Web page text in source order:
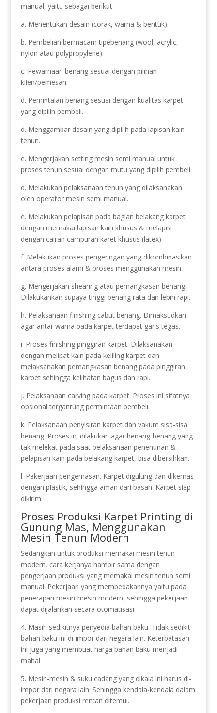
manual, yaitu sebagai berikut:
a. Menentukan desain (corak, warna & bentuk).
b. Pembelian bermacam tipebenang (wool, acrylic,
nylon atau polypropylene).
c. Pewarnaan benang sesuai dengan pilihan
klien/pemesan.
d. Pemintalan benang sesuai dengan kualitas karpet
yang dipilih pembeli.
d. Menggambar desain yang dipilih pada lapisan kain
tenun.
e. Mengerjakan setting mesin semi manual untuk
proses tenun sesuai dengan mutu yang dipilih pembeli.
d. Melakukan pelaksanaan tenun yang dilaksanakan
oleh operator mesin semi manual.
e. Melakukan pelapisan pada bagian belakang karpet
dengan memakai lapisan kain khusus & melapisi
dengan cairan campuran karet khusus (latex).
f. Melakukan proses pengeringan yang dikombinasikan
antara proses alami & proses menggunakan mesin.
g. Mengerjakan shearing atau pemangkasan benang.
Dilakukankan supaya tinggi benang rata dan lebih rapi.
h. Pelaksanaan finishing cabut benang. Dimaksudkan
agar antar warna pada karpet terdapat garis tegas.
i. Proses finishing pinggiran karpet. Dilaksanakan
dengan melipat kain pada keliling karpet dan
melaksanakan pemangkasan benang pada pinggiran
karpet sehingga kelihatan bagus dan rapi.
j. Pelaksanaan carving pada karpet. Proses ini sifatnya
opsional tergantung permintaan pembeli.
k. Pelaksanaan penyisiran karpet dan vakum sisa-sisa
benang. Proses ini dilakukan agar benang-benang yang
tak melekat pada saat pelaksanaan penenunan &
pelapisan kain pada belakang karpet, bisa dibersihkan.
l. Pekerjaan pengemasan. Karpet digulung dan dikemas
dengan plastik, sehingga aman dari basah. Karpet siap
dikirim.
Proses Produksi Karpet Printing di
Gunung Mas, Menggunakan
Mesin Tenun Modern
Sedangkan untuk produksi memakai mesin tenun
modern, cara kerjanya hampir sama dengan
pengerjaan produksi yang memakai mesin tenun semi
manual. Pekerjaan yang membedakannya yaitu pada
penerapan mesin-mesin modern, sehingga pekerjaan
dapat dijalankan secara otomatisasi.
4. Masih sedikitnya penyedia bahan baku. Tidak sedikit
bahan baku ini di-impor dari negara lain. Keterbatasan
ini juga yang membuat harga bahan baku menjadi
mahal.
5. Mesin-mesin & suku cadang yang dikala ini harus di-
impor dari negara lain. Sehingga kendala-kendala dalam
pekerjaan produksi rentan ditemui.